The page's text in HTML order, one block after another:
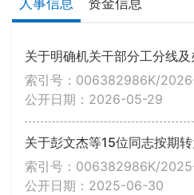
人事信息 资金信息
关于明确机关干部分工分线
索引号：006382986K/
公开日期：2026-05-29
关于彭文杰等15位同志按期
索引号：006382986K/
公开日期：2025-06-30